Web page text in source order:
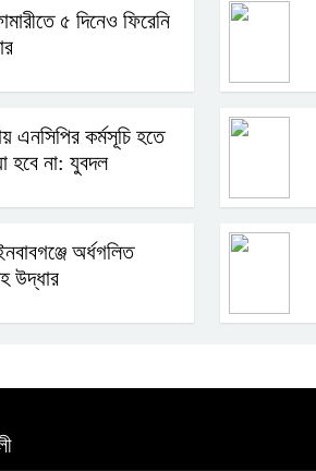
৫ দিনেও ফিরেনি
এনসিপির কর্মসূচি হতে
হবে না: যুবদল
অর্ধগলিত
উদ্ধার